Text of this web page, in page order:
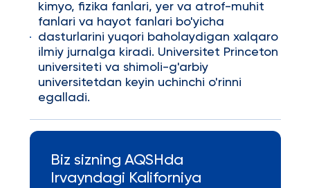
kimyo, fizika fanlari, yer va atrof-muhit
fanlari va hayot fanlari bo'yicha
dasturlarini yuqori baholaydigan xalqaro
ilmiy jurnalga kiradi. Universitet Princeton
universiteti va shimoli-g'arbiy
universitetdan keyin uchinchi o'rinni
egalladi.
Biz sizning AQSHda
Irvayndagi Kaliforniya